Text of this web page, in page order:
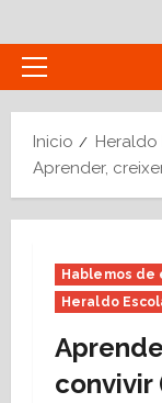
al
contenido
Menú
Inicio
Heraldo
Aprender,
Hablemos de
Heraldo
convivir